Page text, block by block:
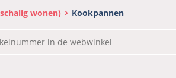
wonen) Kookpannen